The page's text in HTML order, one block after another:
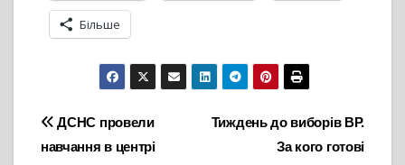
Більше
Навігація
Тиждень до виборів ВР.
За кого готові
ДСНС провели
навчання в центрі